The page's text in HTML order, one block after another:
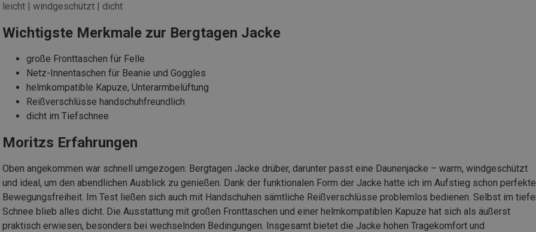
leicht | windgeschützt | dicht
Wichtigste Merkmale zur Bergtagen Jacke
große Fronttaschen für Felle
Netz-Innentaschen für Beanie und Goggles
helmkompatible Kapuze, Unterarmbelüftung
Reißverschlüsse handschuhfreundlich
dicht im Tiefschnee
Moritzs Erfahrungen
Oben angekommen war schnell umgezogen: Bergtagen Jacke drüber, darunter passt eine Daunenjacke – warm, windgeschützt
und ideal, um den abendlichen Ausblick zu genießen. Dank der funktionalen Form der Jacke hatte ich im Aufstieg schon perfekte
Bewegungsfreiheit. Im Test ließen sich auch mit Handschuhen sämtliche Reißverschlüsse problemlos bedienen. Selbst im
Schnee blieb alles dicht. Die Ausstattung mit großen Fronttaschen und einer helmkompatiblen Kapuze hat sich als äußerst
praktisch erwiesen, besonders bei wechselnden Bedingungen. Insgesamt bietet die Jacke hohen Tragekomfort und